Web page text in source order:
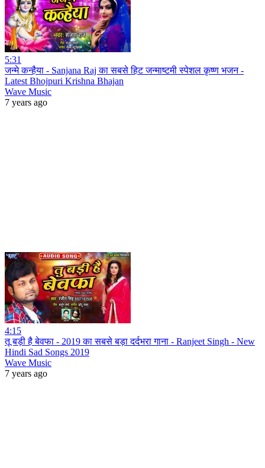
5:31
जन्मे कन्हैया - Sanjana Raj का सबसे हिट जन्माष्टमी स्पेशल कृष्ण भजन -
Latest Bhojpuri Krishna Bhajan
Wave Music
7 years ago
4:15
तू बड़ी है बेवफा - 2019 का सबसे बड़ा दर्दभरा गाना - Ranjeet Singh - New
Hindi Sad Songs 2019
Wave Music
7 years ago